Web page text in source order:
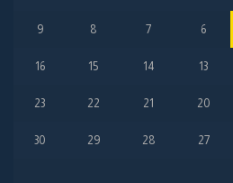
6
7
8
9
13
14
15
16
20
21
22
23
27
28
29
30